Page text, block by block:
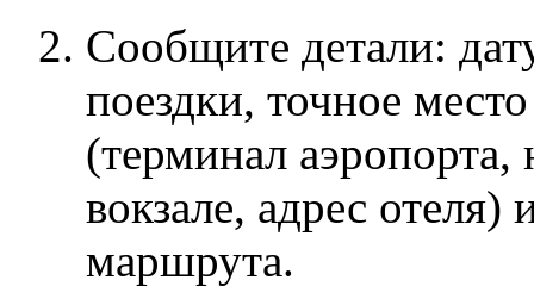
Сообщите детали:
поездки, точное
(терминал аэропорта,
вокзале, адрес
маршрута.